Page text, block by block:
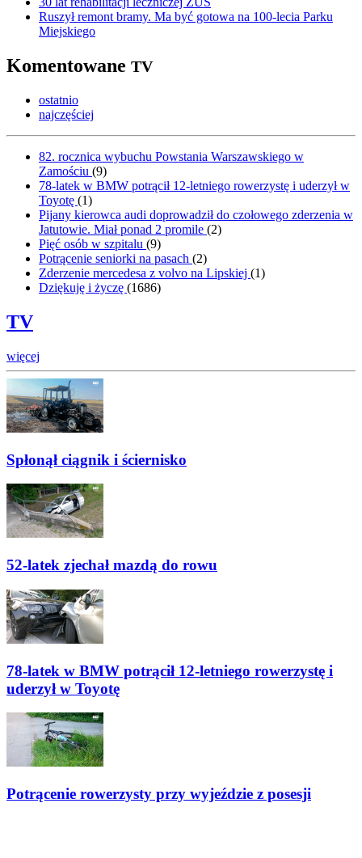
Ruszył remont bramy. Ma być gotowa na 100-lecia Parku
Miejskiego
Komentowane TV
ostatnio
najczęściej
82. rocznica wybuchu Powstania Warszawskiego w
Zamościu (9)
78-latek w BMW potrącił 12-letniego rowerzystę i uderzył w
Toyotę (1)
Pijany kierowca audi doprowadził do czołowego zderzenia w
Jatutowie. Miał ponad 2 promile (2)
Pięć osób w szpitalu (9)
Potrącenie seniorki na pasach (2)
Zderzenie mercedesa z volvo na Lipskiej (1)
Dziękuję i życzę (1686)
TV
więcej
Spłonął ciągnik i ściernisko
52-latek zjechał mazdą do rowu
78-latek w BMW potrącił 12-letniego rowerzystę i
uderzył w Toyotę
Potrącenie rowerzysty przy wyjeździe z posesji